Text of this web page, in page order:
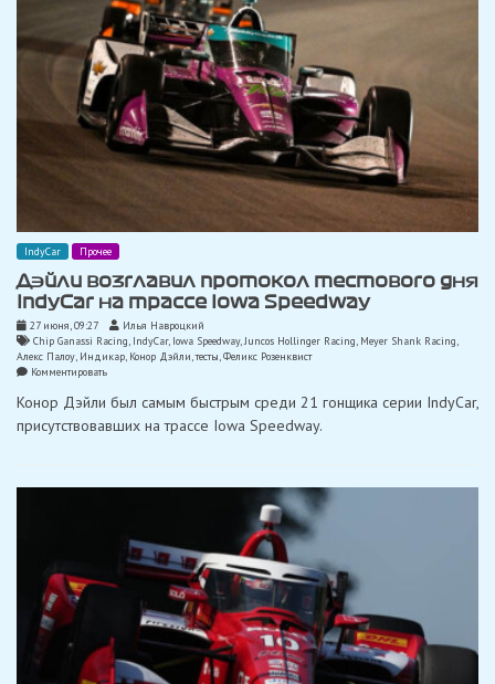
IndyCar Прочее
Дэйли возглавил протокол тестового дня
IndyCar на трассе Iowa Speedway
27 июня, 09:27
Илья Навроцкий
Chip Ganassi Racing, IndyCar, Iowa Speedway,Juncos Hollinger Racing, Meyer Shank Racing
Алекс Палоу, Индикар, Конор Дэйли,тесты,Феликс Розенквист
Комментироватьon
возглавил
тестового
Конор Дэйли был самым быстрым среди 21 гонщика серии IndyCar,
присутствовавших на трассе Iowa Speedway.